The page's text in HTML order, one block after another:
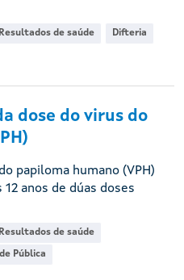
Resultados de saúde Difteria
dose do virus do
papiloma humano (VPH)
anos de dúas doses
Resultados de saúde
Pública